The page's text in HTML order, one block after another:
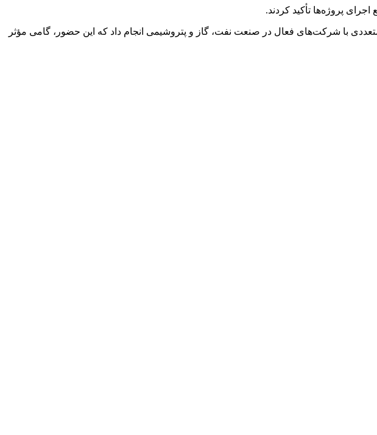
پروژه‌ها تأکید کردند.
با شرکت‌های فعال در صنعت نفت، گاز و پتروشیمی انجام داد که این حضور، گامی مؤثر